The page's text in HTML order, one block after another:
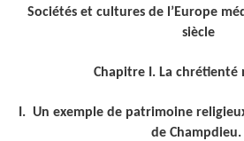
Sociétés et cultures de l’Europe
siècle
Chapitre I. La chrétienté
I. Un exemple de patrimoine
de Champdieu.